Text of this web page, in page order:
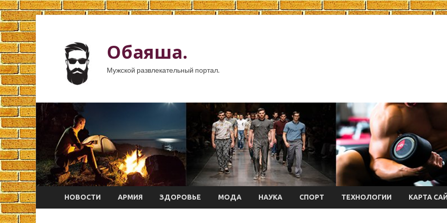
Обаяша.
Мужской развлекательный портал.
НОВОСТИ АРМИЯ ЗДОРОВЬЕ МОДА НАУКА СПОРТ ТЕХНОЛОГИИ КАРТА